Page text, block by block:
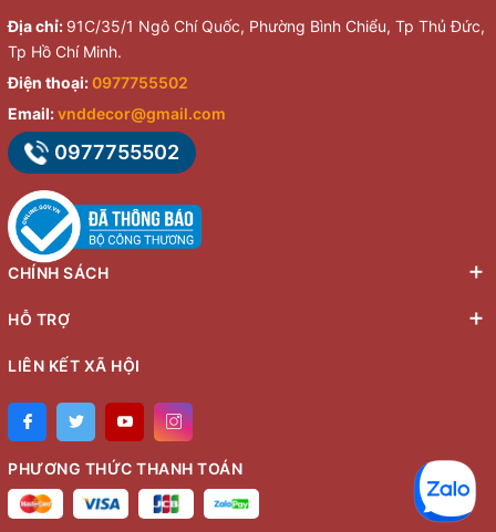
Địa chỉ: 91C/35/1 Ngô Chí Quốc, Phường Bình Chiểu, Tp Thủ Đức,
Tp Hồ Chí Minh.
Điện thoại: 0977755502
Email:vnddecor@gmail.com
0977755502
CHÍNH SÁCH
HỖ TRỢ
LIÊN KẾT XÃ HỘI
PHƯƠNG THỨC THANH TOÁN